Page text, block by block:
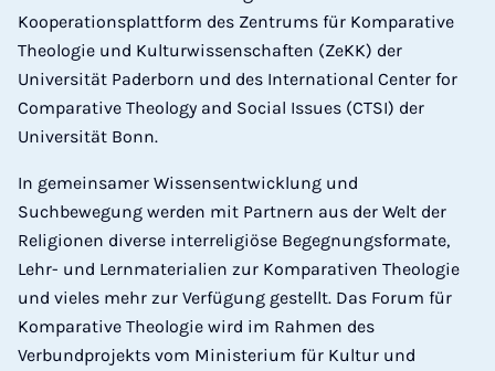
Kooperationsplattform des Zentrums für Komparative
Theologie und Kulturwissenschaften (ZeKK) der
Universität Paderborn und des International Center for
Comparative Theology and Social Issues (CTSI) der
Universität Bonn.
In gemeinsamer Wissensentwicklung und
Suchbewegung werden mit Partnern aus der Welt der
Religionen diverse interreligiöse Begegnungsformate,
Lehr- und Lernmaterialien zur Komparativen Theologie
und vieles mehr zur Verfügung gestellt. Das Forum für
Komparative Theologie wird im Rahmen des
Verbundprojekts vom Ministerium für Kultur und